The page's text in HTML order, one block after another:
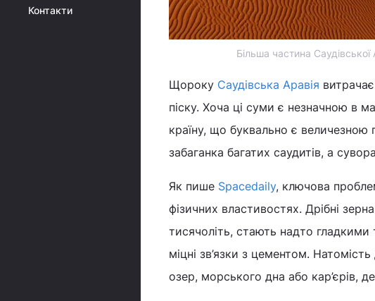
Контакти
Більша частина
Щороку Саудівська Аравія
піску. Хоча ці суми є незначною в
країну, що буквально є
забаганка багатих саудитів, а
Як пише Spacedaily, ключова
фізичних властивостях. Дрібні
тисячоліть, стають надто
міцні зв’язки з цементом.
озер, морського дна або кар’єрів,